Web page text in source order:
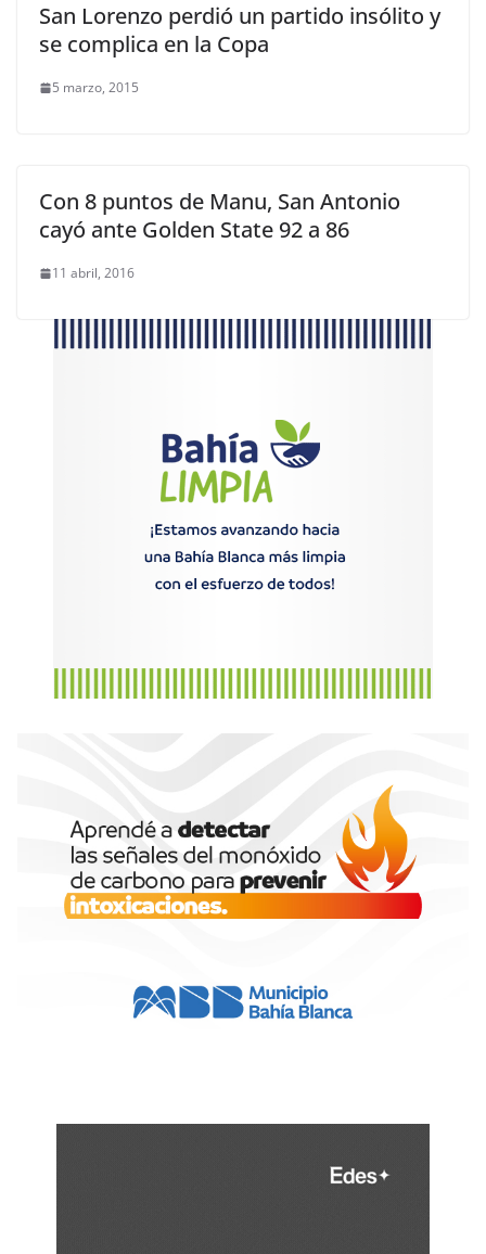
San Lorenzo perdió un partido insólito y
se complica en la Copa
5 marzo, 2015
Con 8 puntos de Manu, San Antonio
cayó ante Golden State 92 a 86
11 abril, 2016